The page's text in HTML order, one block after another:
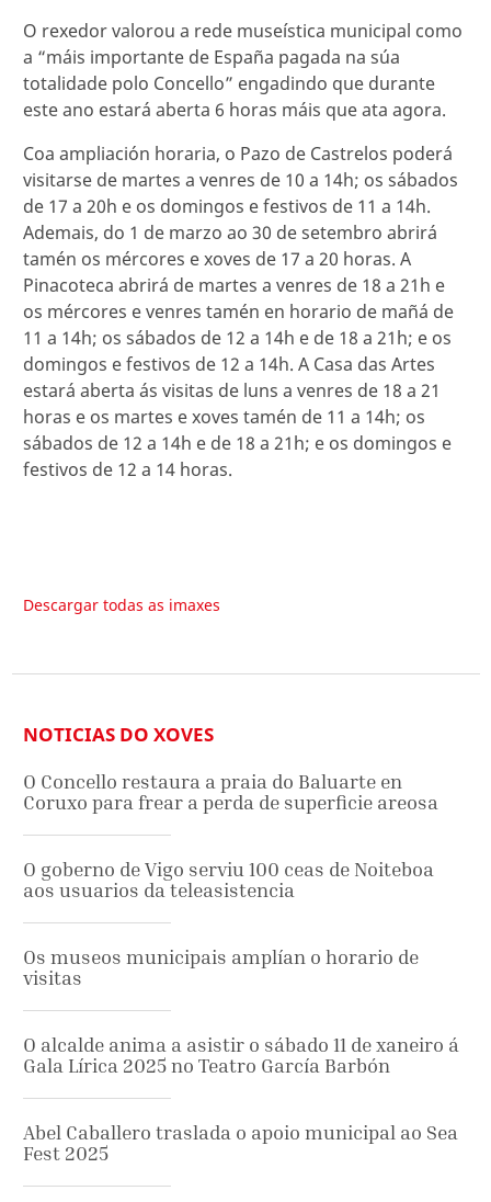
O rexedor valorou a rede museística municipal como
a “máis importante de España pagada na súa
totalidade polo Concello” engadindo que durante
este ano estará aberta 6 horas máis que ata agora.
Coa ampliación horaria, o Pazo de Castrelos poderá
visitarse de martes a venres de 10 a 14h; os sábados
de 17 a 20h e os domingos e festivos de 11 a 14h.
Ademais, do 1 de marzo ao 30 de setembro abrirá
tamén os mércores e xoves de 17 a 20 horas. A
Pinacoteca abrirá de martes a venres de 18 a 21h e
os mércores e venres tamén en horario de mañá de
11 a 14h; os sábados de 12 a 14h e de 18 a 21h; e os
domingos e festivos de 12 a 14h. A Casa das Artes
estará aberta ás visitas de luns a venres de 18 a 21
horas e os martes e xoves tamén de 11 a 14h; os
sábados de 12 a 14h e de 18 a 21h; e os domingos e
festivos de 12 a 14 horas.
Descargar todas as imaxes
NOTICIAS DO XOVES
O Concello restaura a praia do Baluarte en
Coruxo para frear a perda de superficie areosa
O goberno de Vigo serviu 100 ceas de Noiteboa
aos usuarios da teleasistencia
Os museos municipais amplían o horario de
visitas
O alcalde anima a asistir o sábado 11 de xaneiro á
Gala Lírica 2025 no Teatro García Barbón
Abel Caballero traslada o apoio municipal ao Sea
Fest 2025